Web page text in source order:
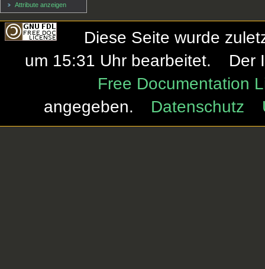
Attribute anzeigen
Diese Seite wurde
um 15:31 Uhr bearbeitet.
Der
Free Documentation
angegeben.
Datenschutz